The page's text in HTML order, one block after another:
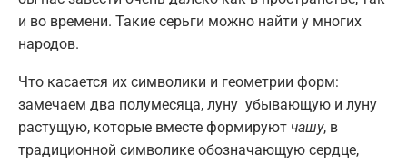
и во времени. Такие серьги можно найти у многих
народов.
Что касается их символики и геометрии форм:
замечаем два полумесяца, луну убывающую и луну
растущую, которые вместе формируют чашу, в
традиционной символике обозначающую сердце,